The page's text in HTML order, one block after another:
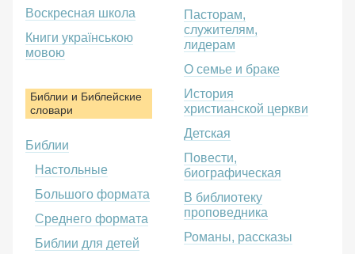
Воскресная школа
Книги українською
мовою
Библии и Библейские
словари
Библии
Настольные
Большого формата
Среднего формата
Библии для детей
Пасторам,
служителям,
лидерам
О семье и браке
История
христианской церкви
Детская
Повести,
биографическая
В библиотеку
проповедника
Романы, рассказы